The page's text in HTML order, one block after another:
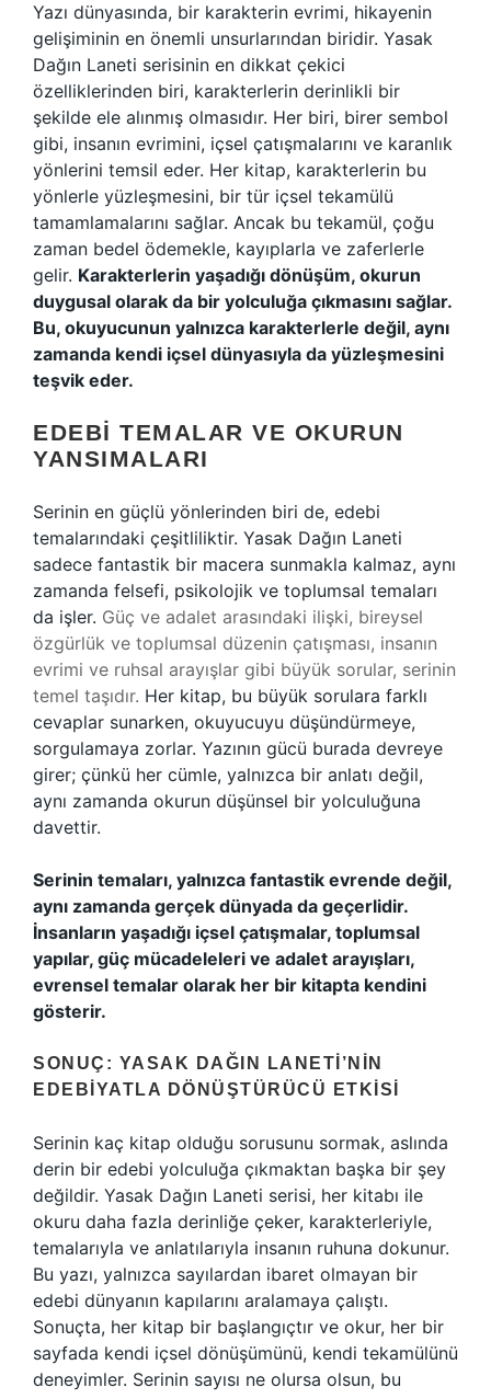
Yazı dünyasında, bir karakterin evrimi, hikayenin
gelişiminin en önemli unsurlarından biridir. Yasak
Dağın Laneti serisinin en dikkat çekici
özelliklerinden biri, karakterlerin derinlikli bir
şekilde ele alınmış olmasıdır. Her biri, birer sembol
gibi, insanın evrimini, içsel çatışmalarını ve karanlık
yönlerini temsil eder. Her kitap, karakterlerin bu
yönlerle yüzleşmesini, bir tür içsel tekamülü
tamamlamalarını sağlar. Ancak bu tekamül, çoğu
zaman bedel ödemekle, kayıplarla ve zaferlerle
gelir. Karakterlerin yaşadığı dönüşüm, okurun
duygusal olarak da bir yolculuğa çıkmasını sağlar.
Bu, okuyucunun yalnızca karakterlerle değil, aynı
zamanda kendi içsel dünyasıyla da yüzleşmesini
teşvik eder.
EDEBI TEMALAR VE OKURUN
YANSIMALARI
Serinin en güçlü yönlerinden biri de, edebi
temalarındaki çeşitliliktir. Yasak Dağın Laneti
sadece fantastik bir macera sunmakla kalmaz, aynı
zamanda felsefi, psikolojik ve toplumsal temaları
da işler. Güç ve adalet arasındaki ilişki, bireysel
özgürlük ve toplumsal düzenin çatışması, insanın
evrimi ve ruhsal arayışlar gibi büyük sorular, serinin
temel taşıdır. Her kitap, bu büyük sorulara farklı
cevaplar sunarken, okuyucuyu düşündürmeye,
sorgulamaya zorlar. Yazının gücü burada devreye
girer; çünkü her cümle, yalnızca bir anlatı değil,
aynı zamanda okurun düşünsel bir yolculuğuna
davettir.
Serinin temaları, yalnızca fantastik evrende değil,
aynı zamanda gerçek dünyada da geçerlidir.
İnsanların yaşadığı içsel çatışmalar, toplumsal
yapılar, güç mücadeleleri ve adalet arayışları,
evrensel temalar olarak her bir kitapta kendini
gösterir.
SONUÇ: YASAK DAĞIN LANETI’NIN
EDEBIYATLA DÖNÜŞTÜRÜCÜ ETKISI
Serinin kaç kitap olduğu sorusunu sormak, aslında
derin bir edebi yolculuğa çıkmaktan başka bir şey
değildir. Yasak Dağın Laneti serisi, her kitabı ile
okuru daha fazla derinliğe çeker, karakterleriyle,
temalarıyla ve anlatılarıyla insanın ruhuna dokunur.
Bu yazı, yalnızca sayılardan ibaret olmayan bir
edebi dünyanın kapılarını aralamaya çalıştı.
Sonuçta, her kitap bir başlangıçtır ve okur, her bir
sayfada kendi içsel dönüşümünü, kendi tekamülünü
deneyimler. Serinin sayısı ne olursa olsun, bu